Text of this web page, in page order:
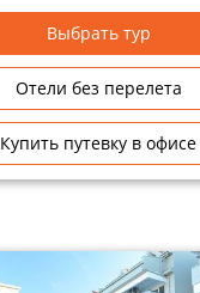
Выбрать тур
Отели без перелета
Купить путевку в офисе